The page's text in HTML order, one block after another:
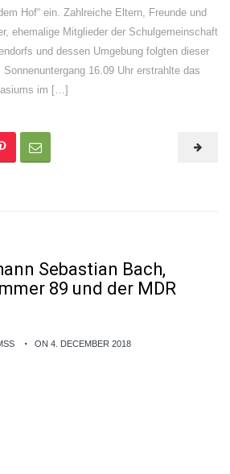
Hof“ ein. Zahlreiche Eltern, Freunde und
ehemalige Mitglieder der Schulgemeinschaft
und dessen Umgebung folgten dieser
16.09 Uhr erstrahlte das
im […]
Sebastian Bach,
89 und der MDR
ON 4. DECEMBER 2018